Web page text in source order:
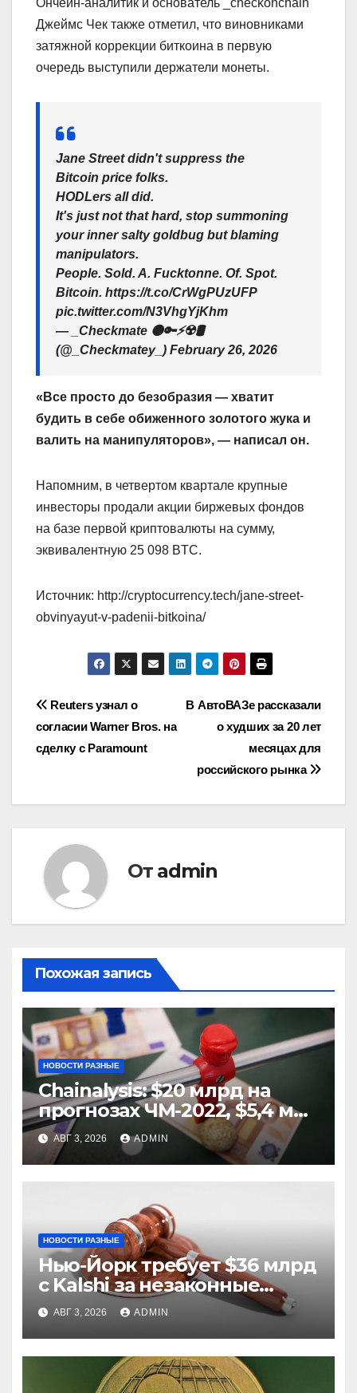
Ончейн-аналитик и основатель _checkonchain
Джеймс Чек также отметил, что виновниками
затяжной коррекции биткоина в первую
очередь выступили держатели монеты.
Jane Street didn't suppress the
Bitcoin price folks.
HODLers all did.
It's just not that hard, stop summoning
your inner salty goldbug but blaming
manipulators.
People. Sold. A. Fucktonne. Of. Spot.
Bitcoin. https://t.co/CrWgPUzUFP
pic.twitter.com/N3VhgYjKhm
— _Checkmate 🟠🔑⚡☢️🛢️
(@_Checkmatey_) February 26, 2026
«Все просто до безобразия — хватит
будить в себе обиженного золотого жука и
валить на манипуляторов», — написал он.
Напомним, в четвертом квартале крупные
инвесторы продали акции биржевых фондов
на базе первой криптовалюты на сумму,
эквивалентную 25 098 BTC.
Источник: http://cryptocurrency.tech/jane-street-
obvinyayut-v-padenii-bitkoina/
Навигация
по
В АвтоВАЗе рассказали
о худших за 20 лет
месяцах для
российского рынка
Reuters узнал о
согласии Warner Bros. на
сделку с Paramount
От admin
Похожая запись
НОВОСТИ РАЗНЫЕ
Chainalysis: $20 млрд на
прогнозах ЧМ-2022, $5,4 млн
из них незаконные
АВГ 3, 2026 ADMIN
НОВОСТИ РАЗНЫЕ
Нью-Йорк требует $36 млрд
с Kalshi за незаконные
ставки
АВГ 3, 2026 ADMIN